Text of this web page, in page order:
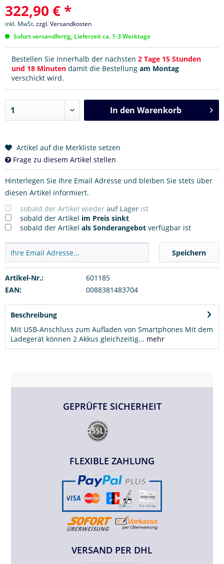
322,90 € *
inkl. MwSt.zzgl. Versandkosten
Sofort versandfertig, Lieferzeit ca. 1-3 Werktage
Bestellen Sie innerhalb der nächsten 2 Tage 15 Stunden
und 18 Minuten damit die Bestellung am Montag
verschickt wird.
In den Warenkorb
Artikel auf die Merkliste setzen
Frage zu diesem Artikel stellen
Hinterlegen Sie Ihre Email Adresse und bleiben Sie stets über
diesen Artikel informiert.
sobald der Artikel wieder auf Lager ist
sobald der Artikel im Preis sinkt
sobald der Artikel als Sonderangebot verfügbar ist
Speichern
Artikel-Nr.:
601185
EAN:
0088381483704
Beschreibung
Mit USB-Anschluss zum Aufladen von Smartphones Mit dem
Ladegerät können 2 Akkus gleichzeitig... mehr
GEPRÜFTE SICHERHEIT
FLEXIBLE ZAHLUNG
VERSAND PER DHL